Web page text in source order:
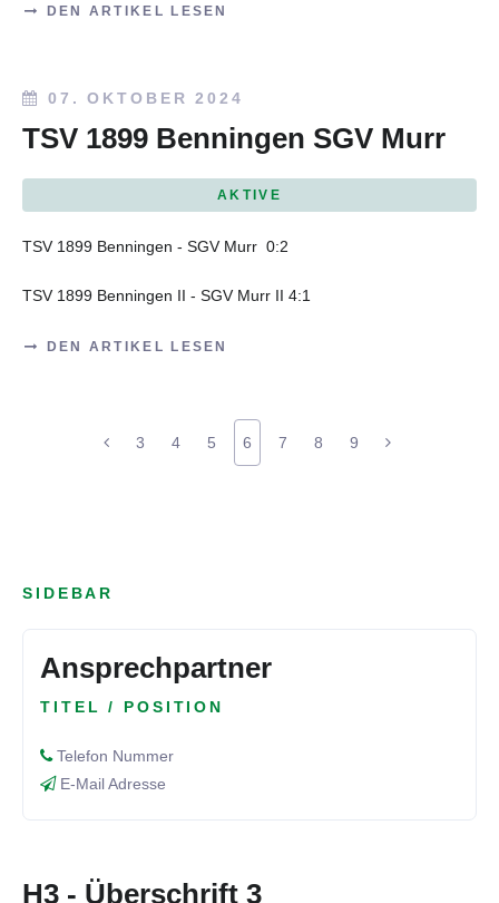
DEN ARTIKEL LESEN
07. OKTOBER 2024
TSV 1899 Benningen SGV Murr
AKTIVE
TSV 1899 Benningen - SGV Murr 0:2
TSV 1899 Benningen II - SGV Murr II 4:1
DEN ARTIKEL LESEN
3 4 5 6 7 8 9
SIDEBAR
Ansprechpartner
TITEL / POSITION
Telefon Nummer
E-Mail Adresse
H3 - Überschrift 3